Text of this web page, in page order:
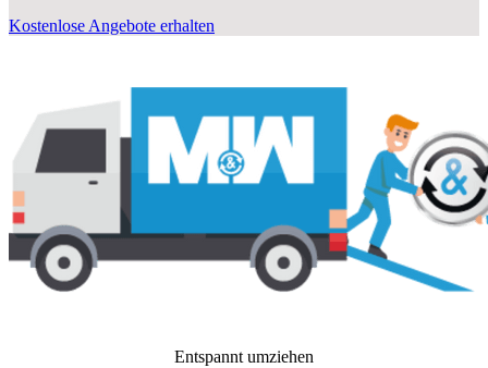
Kostenlose Angebote erhalten
Entspannt umziehen